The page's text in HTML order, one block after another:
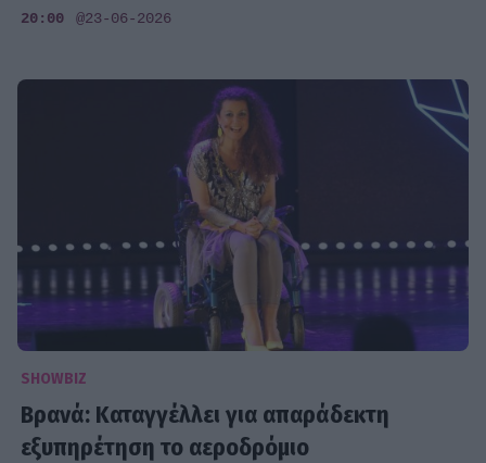
20:00 @23-06-2026
SHOWBIZ
Βρανά: Καταγγέλλει για απαράδεκτη
εξυπηρέτηση το αεροδρόμιο